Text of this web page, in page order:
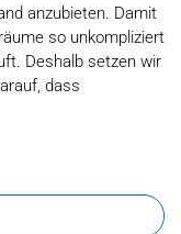
anzubieten. Damit
so unkompliziert
Deshalb setzen wir
dass